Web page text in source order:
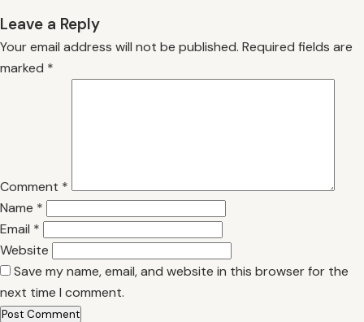
Leave a Reply
Your email address will not be published. Required fields are
marked *
Comment *
Name *
Email *
Website
Save my name, email, and website in this browser for the
next time I comment.